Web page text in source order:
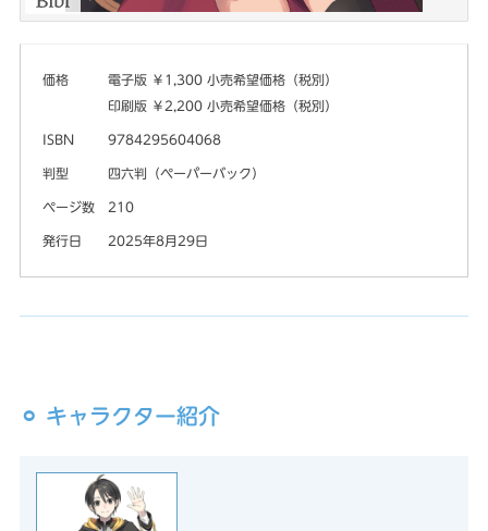
⚪︎ キャラクター紹介
価格
電子版 ￥1,300 小売希望価格（税別）
印刷版 ￥2,200 小売希望価格（税別）
ISBN 9784295604068
判型 四六判（ペーパーバック）
ページ数 210
発行日 2025年8月29日